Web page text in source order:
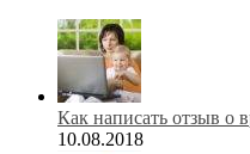
Как написать отзыв о
10.08.2018